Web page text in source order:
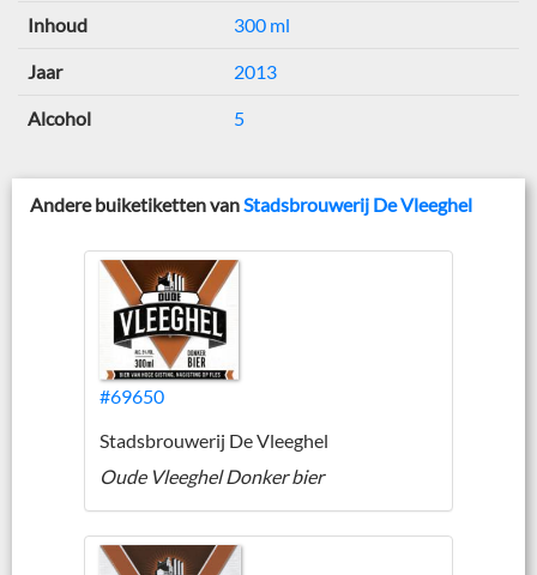
Inhoud 300 ml
Jaar 2013
Alcohol 5
Andere buiketiketten vanStadsbrouwerij De Vleeghel
#69650
Stadsbrouwerij De Vleeghel
Oude Vleeghel Donker bier